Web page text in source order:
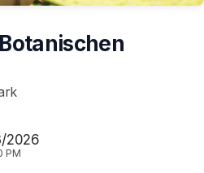
2026
PM